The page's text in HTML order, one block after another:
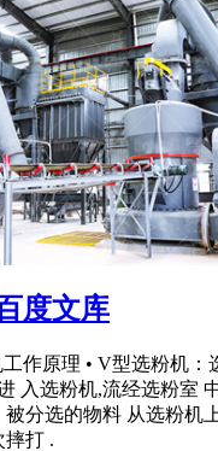
度文库
工作原理 • V型选粉机：
入选粉机,流经选粉室
被分选的物料 从选粉机
摔打 .